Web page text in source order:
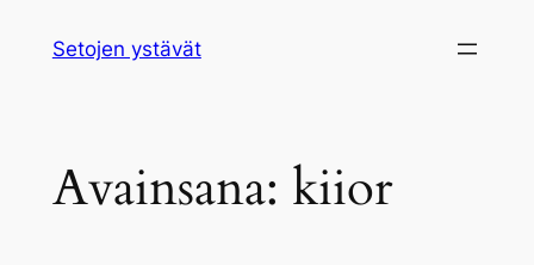
sisältöön
Setojen ystävät
Avainsana: kiior